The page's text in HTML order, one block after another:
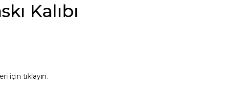
Kalıbı
için tıklayın.